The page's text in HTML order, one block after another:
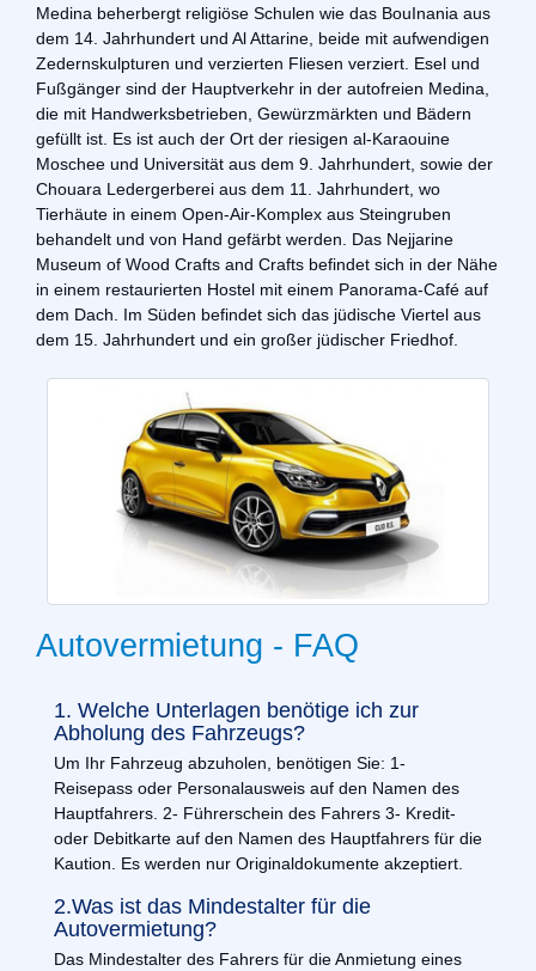
Medina beherbergt religiöse Schulen wie das BouInania aus
dem 14. Jahrhundert und Al Attarine, beide mit aufwendigen
Zedernskulpturen und verzierten Fliesen verziert. Esel und
Fußgänger sind der Hauptverkehr in der autofreien Medina,
die mit Handwerksbetrieben, Gewürzmärkten und Bädern
gefüllt ist. Es ist auch der Ort der riesigen al-Karaouine
Moschee und Universität aus dem 9. Jahrhundert, sowie der
Chouara Ledergerberei aus dem 11. Jahrhundert, wo
Tierhäute in einem Open-Air-Komplex aus Steingruben
behandelt und von Hand gefärbt werden. Das Nejjarine
Museum of Wood Crafts and Crafts befindet sich in der Nähe
in einem restaurierten Hostel mit einem Panorama-Café auf
dem Dach. Im Süden befindet sich das jüdische Viertel aus
dem 15. Jahrhundert und ein großer jüdischer Friedhof.
Autovermietung - FAQ
1. Welche Unterlagen benötige ich zur
Abholung des Fahrzeugs?
Um Ihr Fahrzeug abzuholen, benötigen Sie: 1-
Reisepass oder Personalausweis auf den Namen des
Hauptfahrers. 2- Führerschein des Fahrers 3- Kredit-
oder Debitkarte auf den Namen des Hauptfahrers für die
Kaution. Es werden nur Originaldokumente akzeptiert.
2.Was ist das Mindestalter für die
Autovermietung?
Das Mindestalter des Fahrers für die Anmietung eines